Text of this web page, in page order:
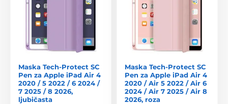
Maska Tech-Protect SC
Pen za Apple iPad Air 4
2020 / 5 2022 / 6 2024 /
7 2025 / 8 2026,
ljubičasta
Maska Tech-Protect SC
Pen za Apple iPad Air 4
2020 / Air 5 2022 / Air 6
2024 / Air 7 2025 / Air 8
2026, roza